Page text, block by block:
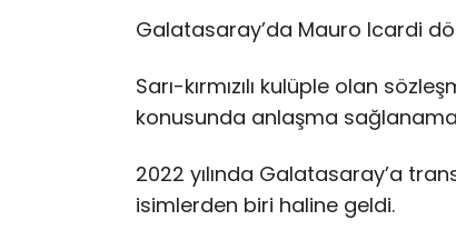
Galatasaray’da Mauro Icardi
Sarı-kırmızılı kulüple olan
konusunda anlaşma
2022 yılında Galatasaray’a
isimlerden biri haline geldi.